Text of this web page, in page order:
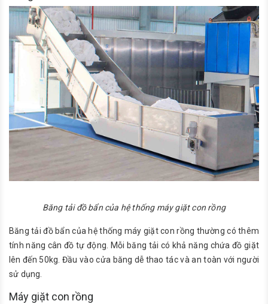
Băng tải đồ bẩn của hệ thống máy giặt con rồng
Băng tải đồ bẩn của hệ thống máy giặt con rồng thường có thêm
tính năng cân đồ tự động. Mỗi băng tải có khả năng chứa đồ giặt
lên đến 50kg. Đầu vào cửa băng dễ thao tác và an toàn với người
sử dụng.
Máy giặt con rồng